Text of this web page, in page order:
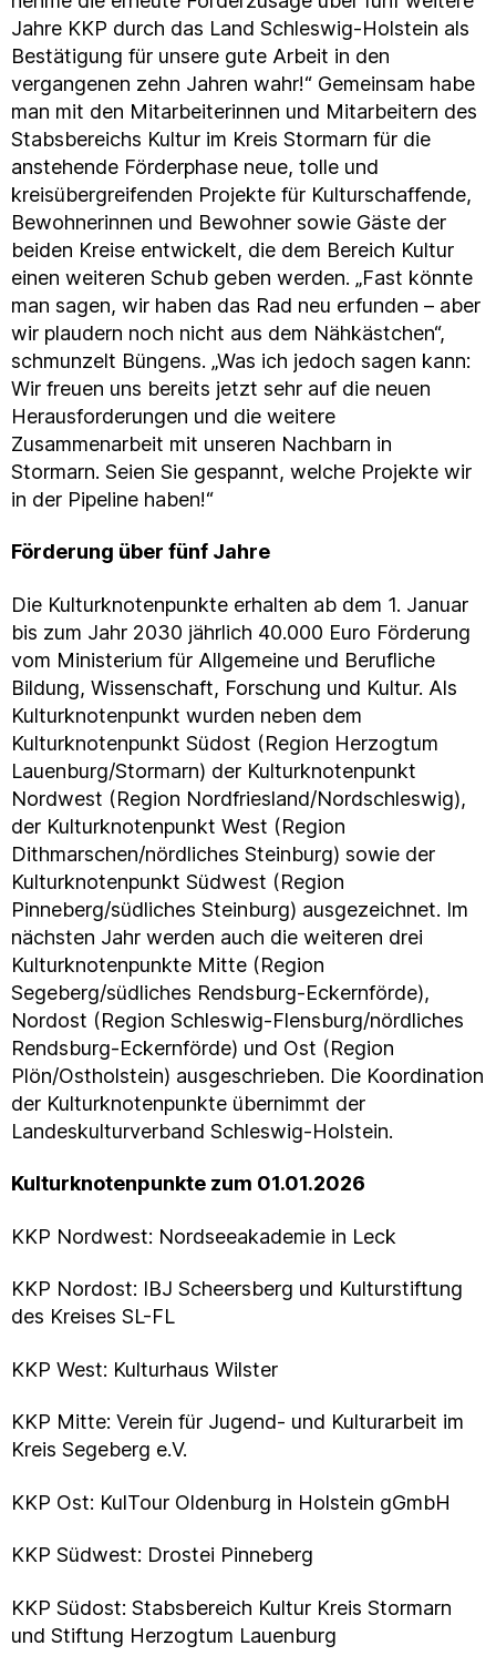
Jahre KKP durch das Land Schleswig-Holstein als
Bestätigung für unsere gute Arbeit in den
vergangenen zehn Jahren wahr!“ Gemeinsam habe
man mit den Mitarbeiterinnen und Mitarbeitern des
Stabsbereichs Kultur im Kreis Stormarn für die
anstehende Förderphase neue, tolle und
kreisübergreifenden Projekte für Kulturschaffende,
Bewohnerinnen und Bewohner sowie Gäste der
beiden Kreise entwickelt, die dem Bereich Kultur
einen weiteren Schub geben werden. „Fast könnte
man sagen, wir haben das Rad neu erfunden – aber
wir plaudern noch nicht aus dem Nähkästchen“,
schmunzelt Büngens. „Was ich jedoch sagen kann:
Wir freuen uns bereits jetzt sehr auf die neuen
Herausforderungen und die weitere
Zusammenarbeit mit unseren Nachbarn in
Stormarn. Seien Sie gespannt, welche Projekte wir
in der Pipeline haben!“
Förderung über fünf Jahre
Die Kulturknotenpunkte erhalten ab dem 1. Januar
bis zum Jahr 2030 jährlich 40.000 Euro Förderung
vom Ministerium für Allgemeine und Berufliche
Bildung, Wissenschaft, Forschung und Kultur. Als
Kulturknotenpunkt wurden neben dem
Kulturknotenpunkt Südost (Region Herzogtum
Lauenburg/Stormarn) der Kulturknotenpunkt
Nordwest (Region Nordfriesland/Nordschleswig),
der Kulturknotenpunkt West (Region
Dithmarschen/nördliches Steinburg) sowie der
Kulturknotenpunkt Südwest (Region
Pinneberg/südliches Steinburg) ausgezeichnet. Im
nächsten Jahr werden auch die weiteren drei
Kulturknotenpunkte Mitte (Region
Segeberg/südliches Rendsburg-Eckernförde),
Nordost (Region Schleswig-Flensburg/nördliches
Rendsburg-Eckernförde) und Ost (Region
Plön/Ostholstein) ausgeschrieben. Die Koordination
der Kulturknotenpunkte übernimmt der
Landeskulturverband Schleswig-Holstein.
Kulturknotenpunkte zum 01.01.2026
KKP Nordwest: Nordseeakademie in Leck
KKP Nordost: IBJ Scheersberg und Kulturstiftung
des Kreises SL-FL
KKP West: Kulturhaus Wilster
KKP Mitte: Verein für Jugend- und Kulturarbeit im
Kreis Segeberg e.V.
KKP Ost: KulTour Oldenburg in Holstein gGmbH
KKP Südwest: Drostei Pinneberg
KKP Südost: Stabsbereich Kultur Kreis Stormarn
und Stiftung Herzogtum Lauenburg